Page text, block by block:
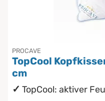
PROCAVE
TopCool
cm
TopCool: aktiver
Seitenschläferkissen
Chinesische Organuhr
Die besten
Die richtige Matratze kaufen